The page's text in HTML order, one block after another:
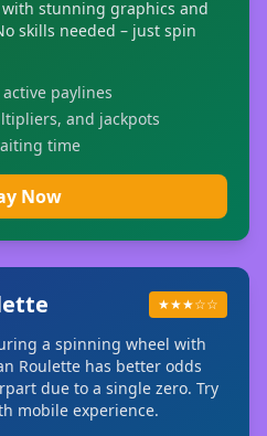
stunning graphics and
skills needed – just spin
paylines
and jackpots
time
Now
★★★☆☆
a spinning wheel with
Roulette has better odds
due to a single zero. Try
mobile experience.